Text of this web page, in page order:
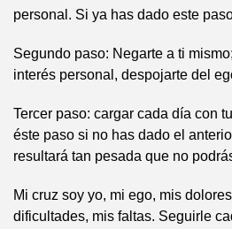
personal. Si ya has dado este
Segundo paso: Negarte a ti
interés personal, despojarte del
Tercer paso: cargar cada día con
éste paso si no has dado el
resultará tan pesada que no
Mi cruz soy yo, mi ego, mis
dificultades, mis faltas. Seguirle